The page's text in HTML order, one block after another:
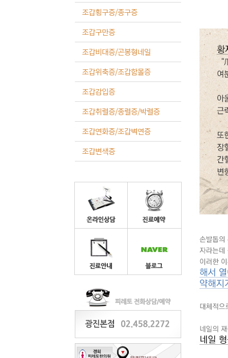
조갑횡구증/종구증
조갑구만증
조갑비대증/곤봉형네일
조갑위축증/조갑함몰증
조갑감입증
조갑취렬증/종렬증/박렬증
조갑연화증/조갑벽연증
조갑변색증